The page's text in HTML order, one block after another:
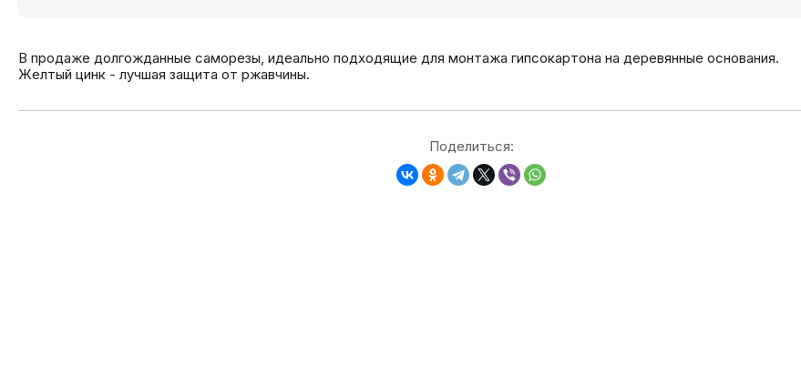
В продаже долгожданные саморезы, идеально подходящие для монтажа гипсокартона на деревянные основания.
Желтый цинк - лучшая защита от ржавчины.
Поделиться: